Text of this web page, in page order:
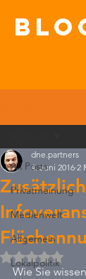
All Posts
Privatmeinung
Medienwelt
Allgemein
Lokalpolitik
dne.partners
4. Juni 2016 2
Mit NaN
Wie Sie